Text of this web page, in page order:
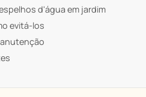
d'água em jardim
evitá-los